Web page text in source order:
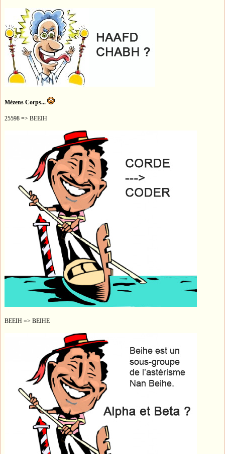
Mézens Corps...
25598 => BEEIH
BEEIH => BEIHE